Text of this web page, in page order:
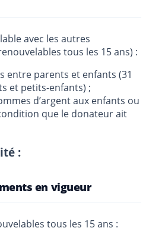
avec les autres
tous les 15 ans) :
entre parents et enfants (31
et petits-enfants) ;
d’argent aux enfants ou
que le donateur ait
:
en vigueur
tous les 15 ans :